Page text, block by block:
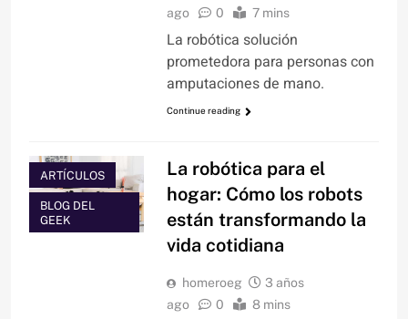
ago
0 7 mins
La robótica solución
prometedora para personas con
amputaciones de mano.
Continue reading
ARTÍCULOS
BLOG DEL
GEEK
La robótica para el
hogar: Cómo los robots
están transformando la
vida cotidiana
homeroeg
3 años
ago
0 8 mins